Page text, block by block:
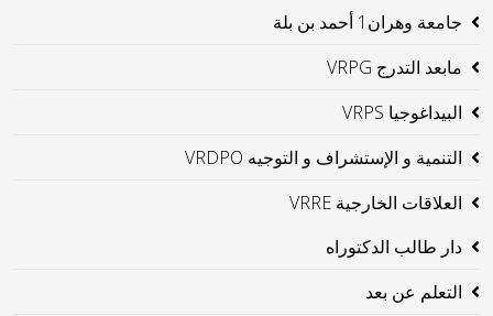
جامعة وهران1 أحمد بن بلة
مابعد التدرج VRPG
البيداغوجيا VRPS
التنمية و الإستشراف و التوجيه VRDPO
العلاقات الخارجية VRRE
دار طالب الدكتوراه
التعلم عن بعد